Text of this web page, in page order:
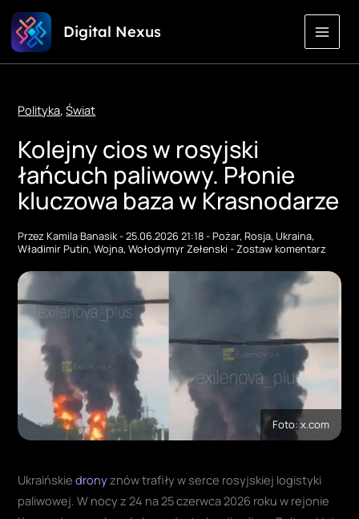
Przejdź
do
treści
Digital Nexus
Polityka,Świat
Kolejny cios w rosyjski
łańcuch paliwowy. Płonie
kluczowa baza w Krasnodarze
PrzezKamila Banasik-25.06.2026 21:18-Pożar,Rosja,Ukraina,
Władimir Putin,Wojna,Wołodymyr Zełenski -Zostaw komentarz
Foto: x.com
Ukraińskiedronyznów trafiły w serce rosyjskiej logistyki
paliwowej. W nocy z 24 na 25 czerwca 2026 roku w rejonie